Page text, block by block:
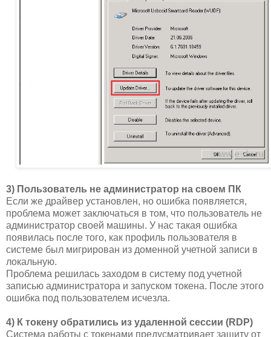
3) Пользователь не администратор на своем ПК
Если же драйвер установлен, но ошибка появляется,
проблема может заключаться в том, что пользователь не
администратор своей машины. У нас такая ошибка
появилась после того, как профиль пользователя в
системе был мигрирован из доменной учетной записи в
локальную.
Проблема решилась заходом в систему под учетной
записью администратора и запуском токена. После этого
ошибка под пользователем исчезла.
4) К токену обратились из удаленной сессии (RDP)
Система работы с токенами предусматривает защиту от